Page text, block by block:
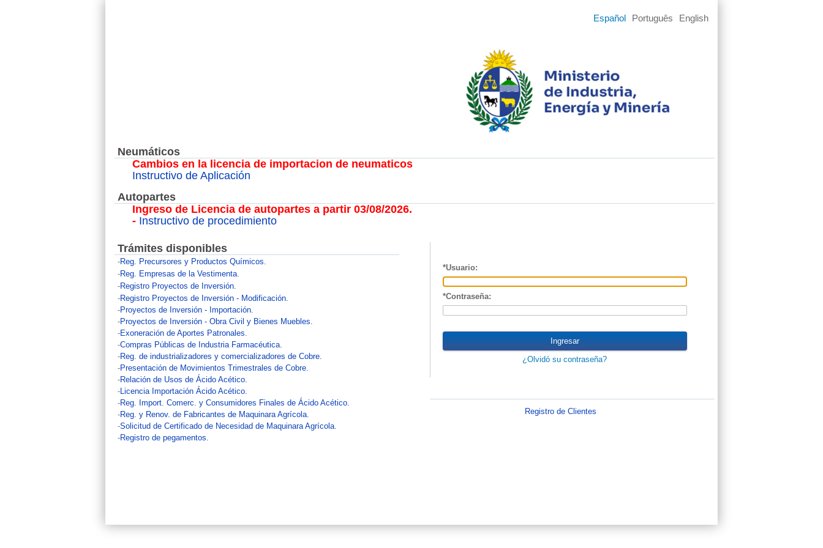
Español Português English
Neumáticos
Cambios en la licencia de importacion de neumaticos
Instructivo de Aplicación
Autopartes
Ingreso de Licencia de autopartes a partir 03/08/2026.
- Instructivo de procedimiento
Trámites disponibles
-Reg. Precursores y Productos Químicos.
-Reg. Empresas de la Vestimenta.
-Registro Proyectos de Inversión.
-Registro Proyectos de Inversión - Modificación.
-Proyectos de Inversión - Importación.
-Proyectos de Inversión - Obra Civil y Bienes Muebles.
-Exoneración de Aportes Patronales.
-Compras Públicas de Industria Farmacéutica.
-Reg. de industrializadores y comercializadores de Cobre.
-Presentación de Movimientos Trimestrales de Cobre.
-Relación de Usos de Ácido Acético.
-Licencia Importación Ácido Acético.
-Reg. Import. Comerc. y Consumidores Finales de Ácido Acético.
-Reg. y Renov. de Fabricantes de Maquinara Agrícola.
-Solicitud de Certificado de Necesidad de Maquinara Agrícola.
-Registro de pegamentos.
Usuario:
Contraseña:
Ingresar
¿Olvidó su contraseña?
Registro de Clientes